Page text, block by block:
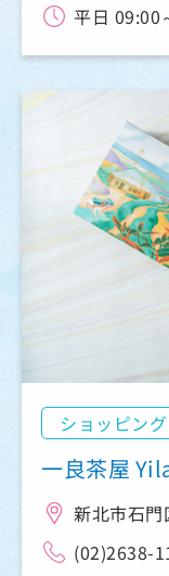
平日 09:00
ショッピング
一良茶屋
新北市石門
(02)2638-